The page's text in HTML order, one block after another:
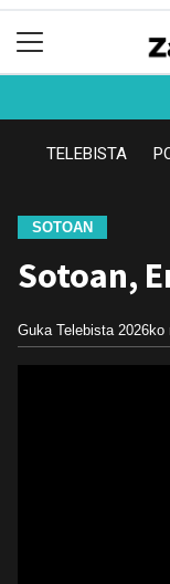
TELEBISTA
SOTOAN
Sotoan,
Guka Telebista 2026ko